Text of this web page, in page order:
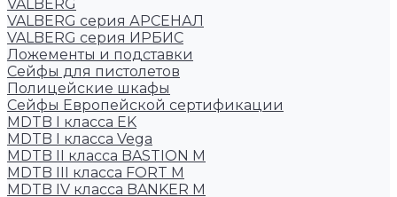
VALBERG
VALBERG серия АРСЕНАЛ
VALBERG серия ИРБИС
Ложементы и подставки
Сейфы для пистолетов
Полицейские шкафы
Сейфы Европейской сертификации
MDTB I класса EK
MDTB I класса Vega
MDTB II класса BASTION M
MDTB III класса FORT M
MDTB IV класса BANKER M